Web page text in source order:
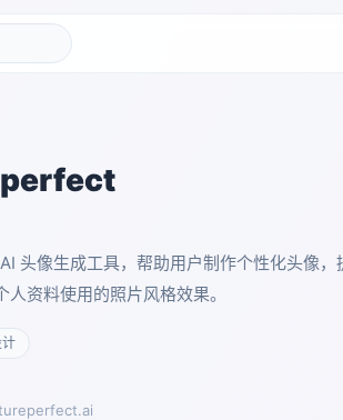
头像生成工具，帮助用户制作个性化头像，
资料使用的照片风格效果。